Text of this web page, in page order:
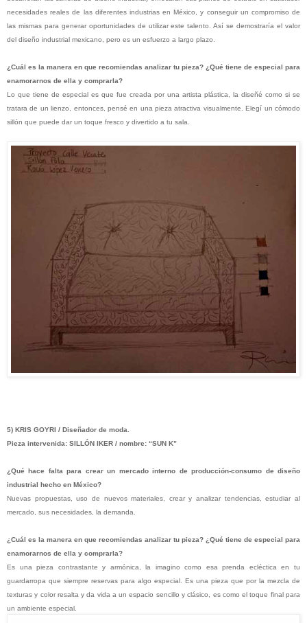
necesidades reales de las diferentes industrias en México, y conseguir un compromiso de
las mismas para generar oportunidades de utilizar este talento. Así se demostraría el valor
del diseño industrial mexicano, pero es un esfuerzo a largo plazo.
¿Cuál es la manera en que recomiendas analizar tu pieza? ¿Qué tiene de especial para
enamorarnos de ella y comprarla?
Lo que tiene de especial es que fue creada por una artista plástica, la diseñé como si se
tratara de un lienzo, entonces, pensé en una pieza atractiva visualmente. Elegí un cómodo
sillón que puede dar un toque fresco y divertido a tu sala.
5) KRIS GOYRI / Diseñador de moda.
Pieza intervenida: SILLÓN IKER / nombre: “SUN K”
¿Qué hace falta para crear un mercado interno de producción-consumo de diseño
industrial hecho en México?
Nuevas propuestas, uso de nuevos materiales, crear y analizar tendencias, estudiar al
mercado, sus necesidades, la demanda.
¿Cuál es la manera en que recomiendas analizar tu pieza? ¿Qué tiene de especial para
enamorarnos de ella y comprarla?
Es una pieza contrastante y armónica, la imagino como esa prenda ecléctica en tu
guardarropa que siempre reservas para algo especial. Es una pieza que por la mezcla de
texturas y color resalta y da vida a un espacio sencillo y clásico, es como el toque final para
un ambiente especial.